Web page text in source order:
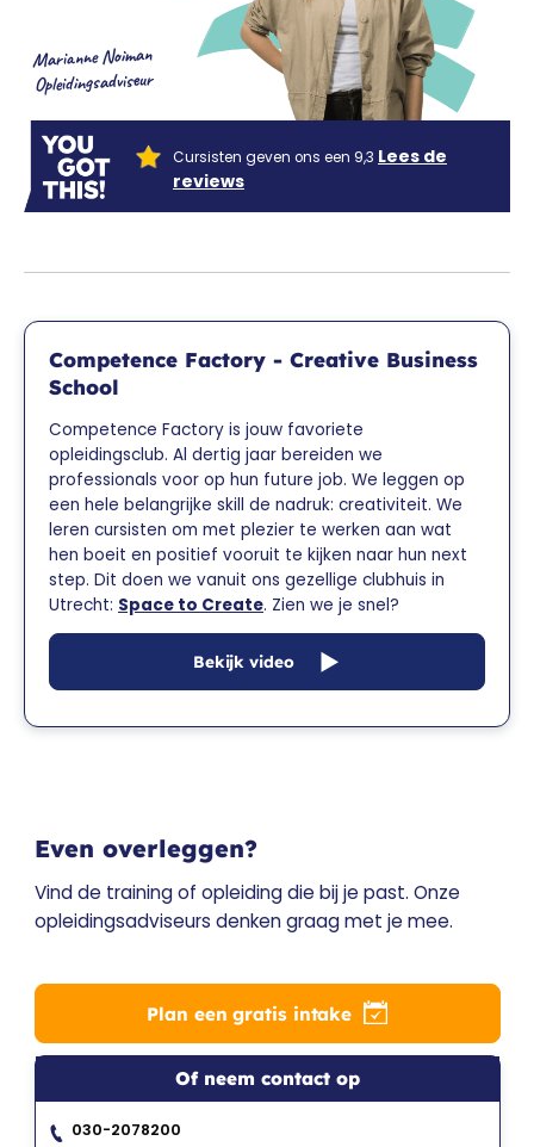
Marianne Noiman
Opleidingsadviseur
Cursisten geven ons een 9,3 Lees de
reviews
Competence Factory - Creative Business
School
Competence Factory is jouw favoriete
opleidingsclub. Al dertig jaar bereiden we
professionals voor op hun future job. We leggen op
een hele belangrijke skill de nadruk: creativiteit. We
leren cursisten om met plezier te werken aan wat
hen boeit en positief vooruit te kijken naar hun next
step. Dit doen we vanuit ons gezellige clubhuis in
Utrecht: Space to Create. Zien we je snel?
Bekijk video
Even overleggen?
Vind de training of opleiding die bij je past. Onze
opleidingsadviseurs denken graag met je mee.
Plan een gratis intake
Of neem contact op
030-2078200